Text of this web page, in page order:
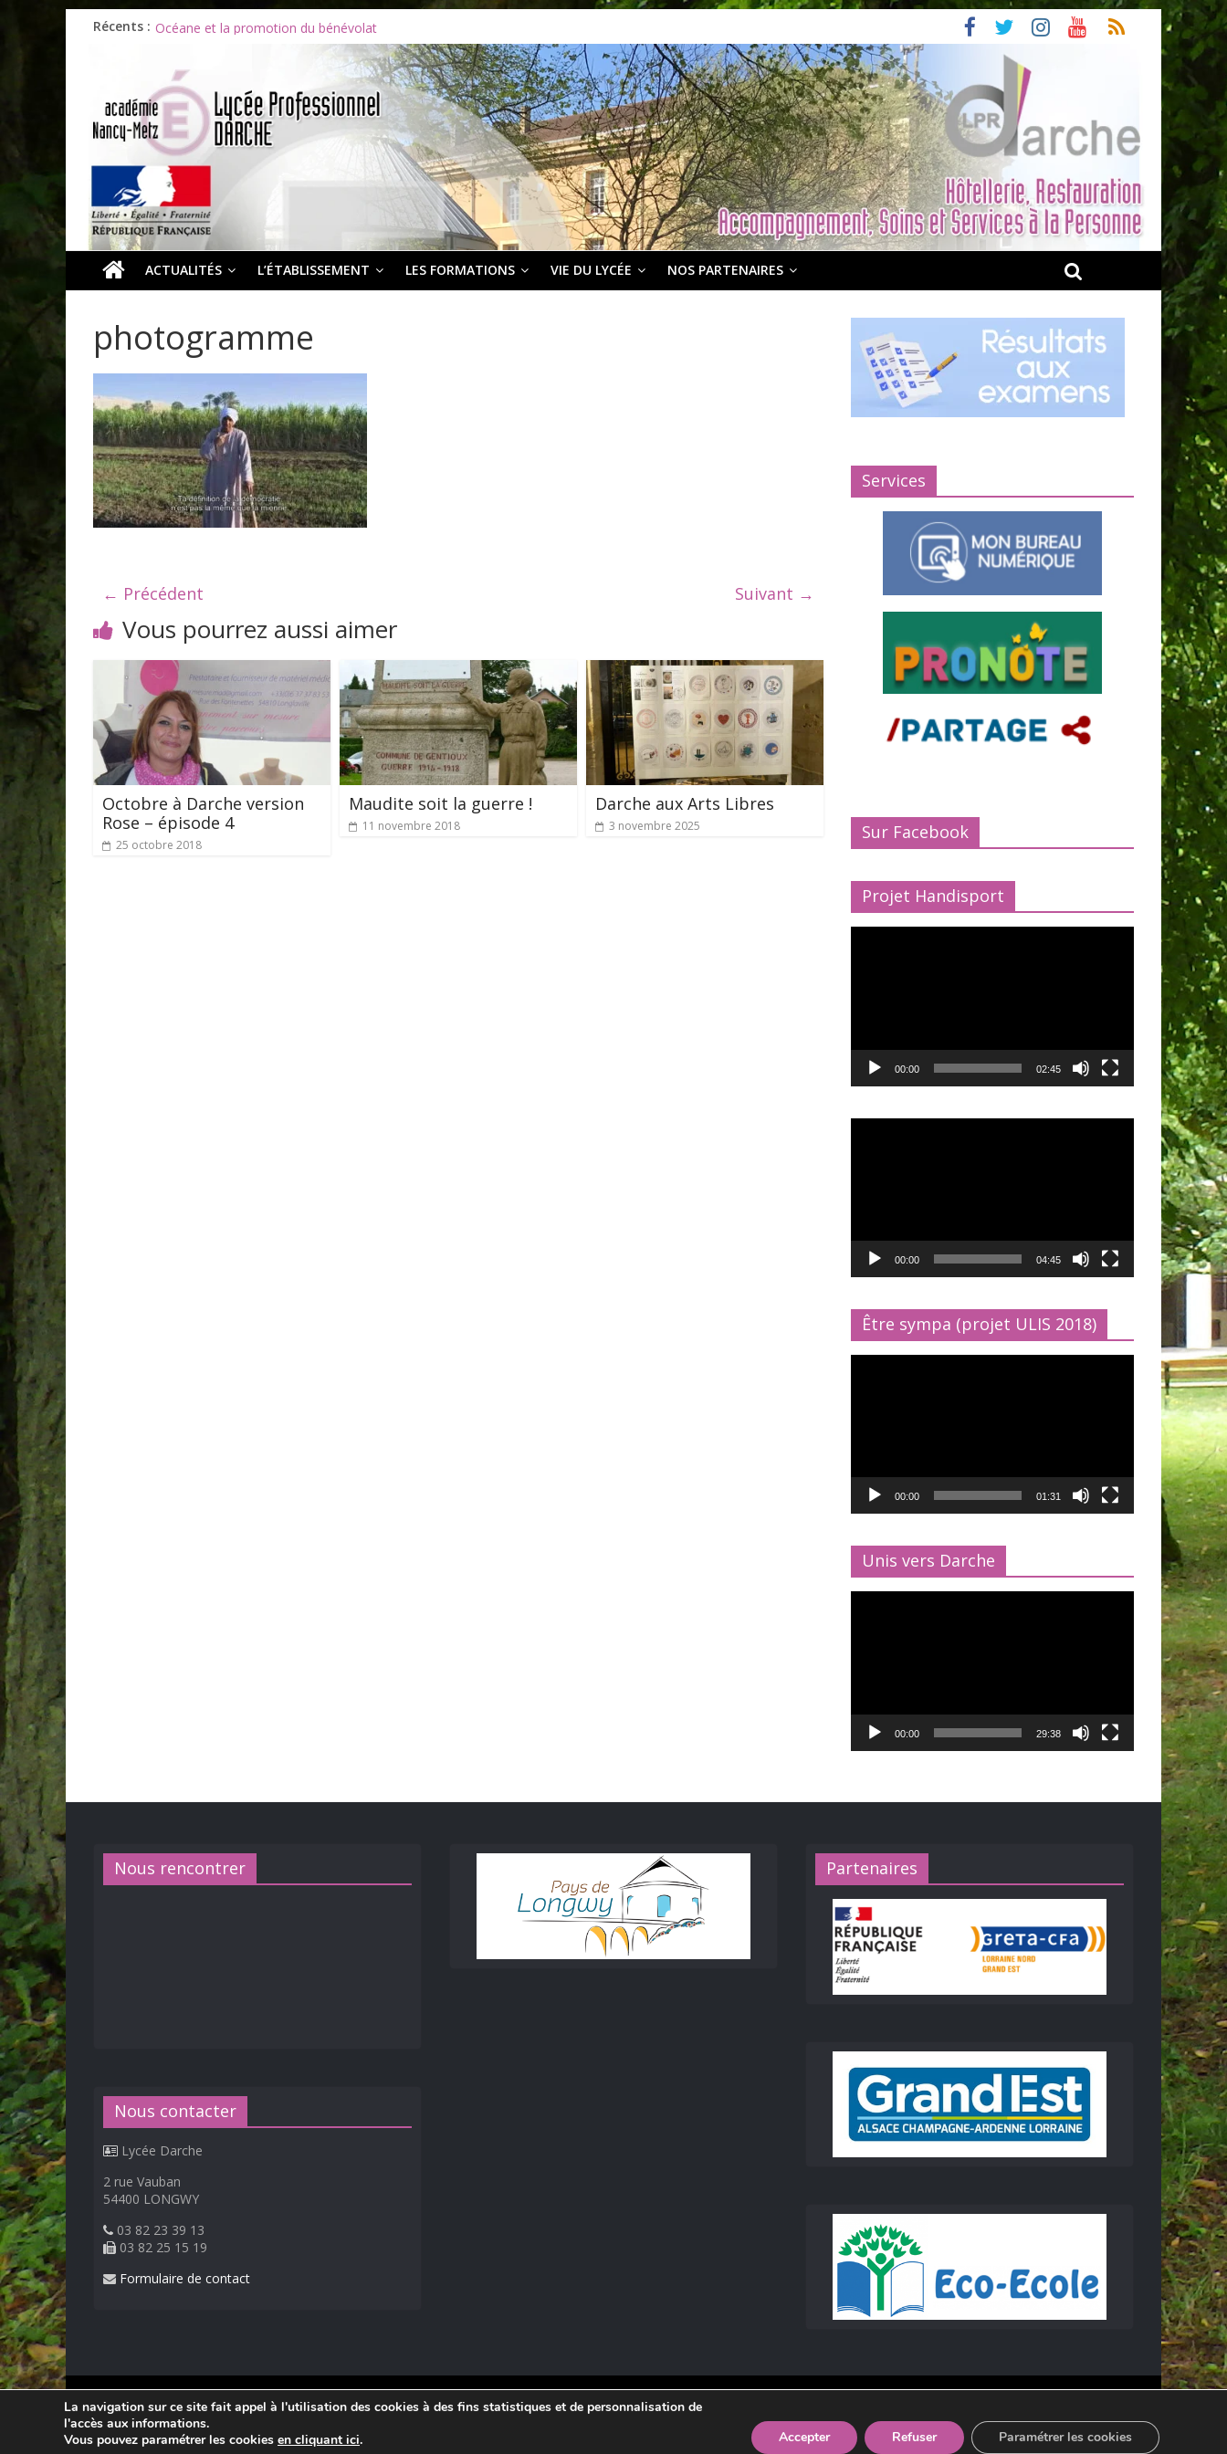
Récents : Les ULiS en haut du podium
Océane et la promotion du bénévolat
Bonnes vacances à tous !
Infos rentrée septembre 2026
Soirée d’adieux au Lycée Darche
ACTUALITÉS L’ÉTABLISSEMENT LES FORMATIONS VIE DU LYCÉE NOS PARTENAIRES
photogramme
← Précédent Suivant →
Vous pourrez aussi aimer
Octobre à Darche version
Rose – épisode 4
25 octobre 2018
Maudite soit la guerre !
11 novembre 2018
Darche aux Arts Libres
3 novembre 2025
Services
Sur Facebook
Projet Handisport
00:00 02:45
00:00 04:45
Être sympa (projet ULIS 2018)
00:00 01:31
Unis vers Darche
00:00 29:38
Nous rencontrer
Nous contacter
Lycée Darche
2 rue Vauban
54400 LONGWY
03 82 23 39 13
03 82 25 15 19
Formulaire de contact
Partenaires
© 2026Lycée Professionnel Darche, Longwy.
Réalisation Frédéric AMELLA. Consultez les
La navigation sur ce site fait appel à l'utilisation des cookies à des fins statistiques et de personnalisation de
l'accès aux informations.
Vous pouvez paramétrer les cookies en cliquant ici. Accepter Refuser Paramétrer les cookies